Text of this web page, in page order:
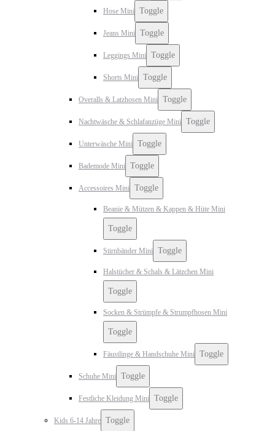
Hose Mini Toggle
Jeans Mini Toggle
Leggings Mini Toggle
Shorts Mini Toggle
Overalls & Latzhosen Mini Toggle
Nachtwäsche & Schlafanzüge Mini Toggle
Unterwäsche Mini Toggle
Bademode Mini Toggle
Accessoires Mini Toggle
Beanie & Mützen & Kappen & Hüte Mini
Toggle
Stirnbänder Mini Toggle
Halstücher & Schals & Lätzchen Mini
Toggle
Socken & Strümpfe & Strumpfhosen Mini
Toggle
Fäustlinge & Handschuhe Mini Toggle
Schuhe Mini Toggle
Festliche Kleidung Mini Toggle
Kids 6-14 Jahre Toggle